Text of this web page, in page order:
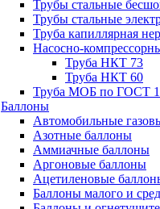
Трубы стальные
Трубы стальные
Труба капиллярная
Насосно-
Труба НКТ 73
Труба НКТ 60
Труба МОБ по ГОСТ
Баллоны
Автомобильные
Азотные баллоны
Аммиачные баллоны
Аргоновые баллоны
Ацетиленовые
Баллоны малого и